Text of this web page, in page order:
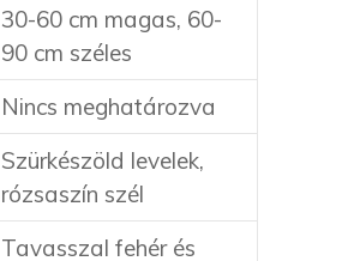
30-60 cm magas, 60-
90 cm széles
Nincs meghatározva
Szürkészöld levelek,
rózsaszín szél
Tavasszal fehér és